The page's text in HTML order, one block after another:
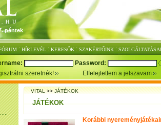
péntek
: HÍRLEVÉL : KERESŐK : SZAKÉRTŐINK :
Password:
szeretnék!
Elfelejtettem a jelszavam
VITAL>>JÁTÉKOK
JÁTÉKOK
Korábbi